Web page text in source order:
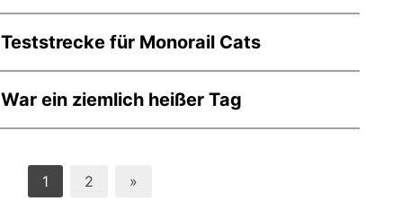
Teststrecke für Monorail Cats
War ein ziemlich heißer Tag
1 2 »